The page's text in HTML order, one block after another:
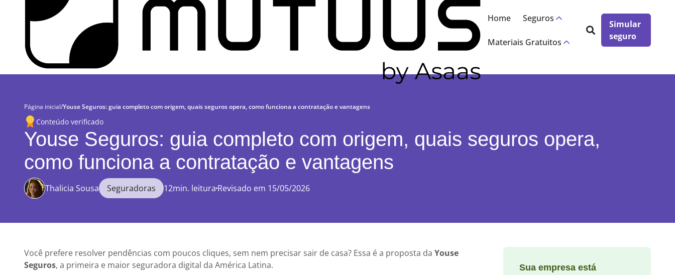
Home Seguros
Materiais Gratuitos
Simular
seguro
Página inicial/Youse Seguros: guia completo com origem, quais seguros opera, como funciona a contratação e vantagens
Conteúdo verificado
Youse Seguros: guia completo com origem, quais seguros opera,
como funciona a contratação e vantagens
Thalicia Sousa Seguradoras 12min. leitura Revisado em 15/05/2026
Você prefere resolver pendências com poucos cliques, sem nem precisar sair de casa? Essa é a proposta da Youse
Seguros, a primeira e maior seguradora digital da América Latina.
Sua empresa está